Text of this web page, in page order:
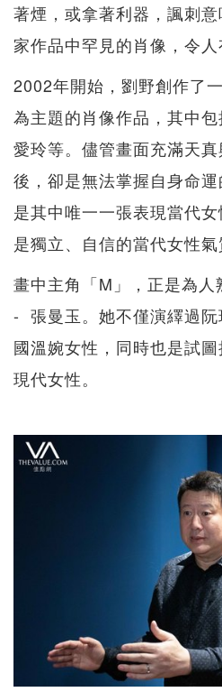
著煙，或拿著利器，諷刺
家作品中罕見的肖像，令人
2002年開始，劉野創作了
為主題的肖像作品，其中
愛玲等。儘管畫面充滿天
後，卻是無法掌握自身命運
是其中唯一一張表現當代
是獨立、自信的當代女性氣
畫中主角「M」，正是為
- 張曼玉。她不僅演繹過阮
國溫婉女性，同時也是試
現代女性。